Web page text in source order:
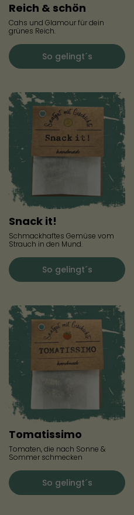
Reich & schön
Cahs und Glamour für dein
grünes Reich.
So gelingt´s
Snack it!
Schmackhaftes Gemüse vom
Strauch in den Mund.
So gelingt´s
Tomatissimo
Tomaten, die nach Sonne &
Sommer schmecken
So gelingt´s